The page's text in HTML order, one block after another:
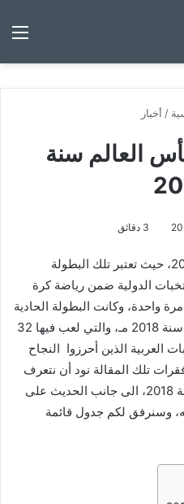
/ أخبار
العالم سنة
من هو هداف كأس العالم سنة 2018، حيث تعتبر تلك البطولة
الدولية ضمن رياضة كرة
واحدة، وكانت البطولة الحادية
والعشرون هي بطولة كأس العالم سنة 2018 مـ، والتي لعب فيها 32
العربية الذين أحرزوا النجاح
تلك المقالة نود أن نتعرف
على من هو هداف كأس العالم سنة 2018، الى جانب الحديث على
وسنرفق لكم جدول قائمة